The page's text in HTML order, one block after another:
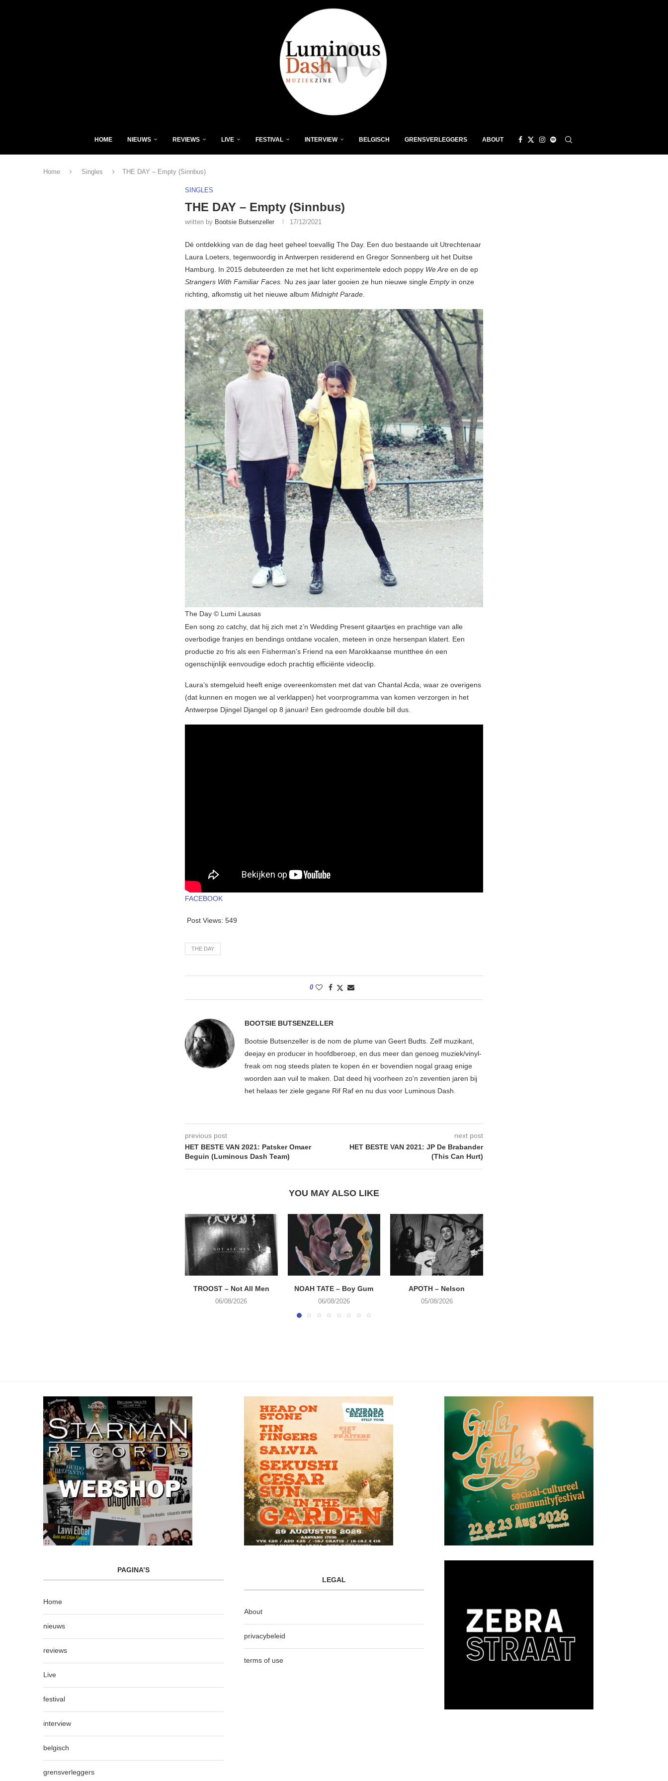
HOME NIEUWS REVIEWS LIVE FESTIVAL INTERVIEW BELGISCH GRENSVERLEGGERS ABOUT
Home Singles THE DAY – Empty (Sinnbus)
SINGLES
THE DAY – Empty (Sinnbus)
written by Bootsie Butsenzeller 17/12/2021
Dé ontdekking van de dag heet geheel toevallig The Day. Een duo bestaande uit Utrechtenaar
Laura Loeters, tegenwoordig in Antwerpen residerend en Gregor Sonnenberg uit het Duitse
Hamburg. In 2015 debuteerden ze met het licht experimentele edoch poppy We Are en de ep
Strangers With Familiar Faces. Nu zes jaar later gooien ze hun nieuwe single Emptyin onze
richting, afkomstig uit het nieuwe album Midnight Parade.
The Day © Lumi Lausas
Een song zo catchy, dat hij zich met z’n Wedding Present gitaartjes en prachtige van alle
overbodige franjes en bendings ontdane vocalen, meteen in onze hersenpan klatert. Een
productie zo fris als een Fisherman’s Friend na een Marokkaanse muntthee én een
ogenschijnlijk eenvoudige edoch prachtig efficiënte videoclip.
Laura’s stemgeluid heeft enige overeenkomsten met dat van Chantal Acda, waar ze overigens
(dat kunnen en mogen we al verklappen) het voorprogramma van komen verzorgen in het
Antwerpse Djingel Djangel op 8 januari! Een gedroomde double bill dus.
FACEBOOK
Post Views: 549
THE DAY
0
BOOTSIE BUTSENZELLER
Bootsie Butsenzeller is de nom de plume van Geert Budts. Zelf muzikant,
deejay en producer in hoofdberoep, en dus meer dan genoeg muziek/vinyl-
freak om nog steeds platen te kopen én er bovendien nogal graag enige
woorden aan vuil te maken. Dat deed hij voorheen zo'n zeventien jaren bij
het helaas ter ziele gegane Rif Raf en nu dus voor Luminous Dash.
previous post
HET BESTE VAN 2021: Patsker Omaer
Beguin (Luminous Dash Team)
next post
HET BESTE VAN 2021: JP De Brabander
(This Can Hurt)
YOU MAY ALSO LIKE
TROOST – Not All Men
06/08/2026
NOAH TATE – Boy Gum
06/08/2026
APOTH – Nelson
05/08/2026
PAGINA’S
Home
nieuws
reviews
Live
festival
interview
belgisch
grensverleggers
LEGAL
About
privacybeleid
terms of use